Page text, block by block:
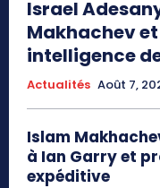
Israel
Makhachev
intelligence
Actualités Août 7,
Islam
à Ian Garry et
expéditive